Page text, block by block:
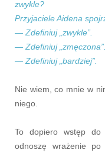
zwykle?
Przyjaciele Aidena
— Zdefiniuj „zwykle”.
— Zdefiniuj „zmęczona”.
— Zdefiniuj „bardziej”.
Nie wiem, co mnie w
niego.
To dopiero wstęp do
odnoszę wrażenie